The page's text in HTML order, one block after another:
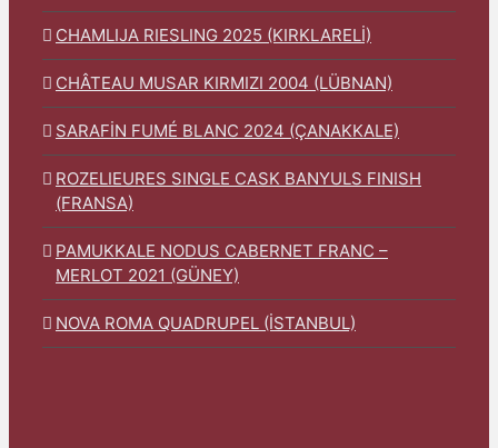
CHAMLIJA RIESLING 2025 (KIRKLARELİ)
CHÂTEAU MUSAR KIRMIZI 2004 (LÜBNAN)
SARAFİN FUMÉ BLANC 2024 (ÇANAKKALE)
ROZELIEURES SINGLE CASK BANYULS FINISH
(FRANSA)
PAMUKKALE NODUS CABERNET FRANC –
MERLOT 2021 (GÜNEY)
NOVA ROMA QUADRUPEL (İSTANBUL)